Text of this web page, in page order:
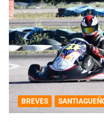
BREVES